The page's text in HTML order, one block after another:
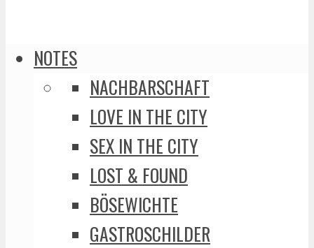
NOTES
NACHBARSCHAFT
LOVE IN THE CITY
SEX IN THE CITY
LOST & FOUND
BÖSEWICHTE
GASTROSCHILDER